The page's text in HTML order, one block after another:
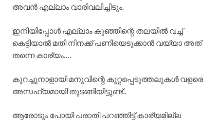
അവൻ എല്ലാം വാരിവലിച്ചിടും.
ഇനിയിപ്പോൾ എല്ലാം കുഞ്ഞിന്റെ തലയിൽ വച്ച്
കെട്ടിയാൽ മതി നിനക്ക് പണിയെടുക്കാൻ വയ്യാ അത്
തന്നെ കാര്യം….
കുറച്ചുനാളായി മനുവിന്റെ കുറ്റപ്പെടുത്തലുകൾ വളരെ
അസഹ്യമായി തുടങ്ങിയിട്ടുണ്ട്..
ആരോടും പോയി പരാതി പറഞ്ഞിട്ട് കാര്യമില്ല